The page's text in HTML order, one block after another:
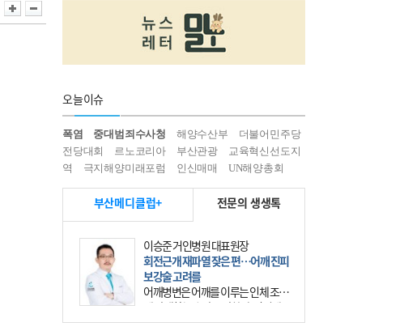
오늘이슈
폭염 중대범죄수사청 해양수산부
더불어민주당
전당대회
르노코리아 부산관광
교육혁신선도지
역
극지해양미래포럼 인신매매 UN해양총회
부산메디클럽+ 전문의 생생톡
이승준 거인병원 대표원장
회전근개 재파열 잦은 편…어깨 진피
보강술 고려를
어깨병변은 어깨를 이루는 인체 조직
에 발생하는 손상을 말한다. 여기에
는 오십견과 회전근개 증후군, 어깨